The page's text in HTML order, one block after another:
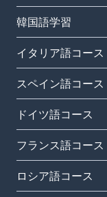
韓国語学習
イタリア語コース
スペイン語コース
ドイツ語コース
フランス語コース
ロシア語コース